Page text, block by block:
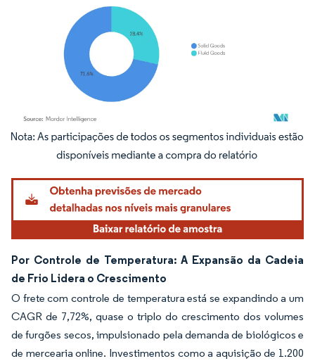
Imagem © Mordor Intelligence. O reuso requer atribuição conforme CC BY 4.0.
Por Controle de Temperatura: A Expansão da Cadeia
de Frio Lidera o Crescimento
O frete com controle de temperatura está se expandindo a um
CAGR de 7,72%, quase o triplo do crescimento dos volumes
de furgões secos, impulsionado pela demanda de biológicos e
de mercearia online. Investimentos como a aquisição de 1.200